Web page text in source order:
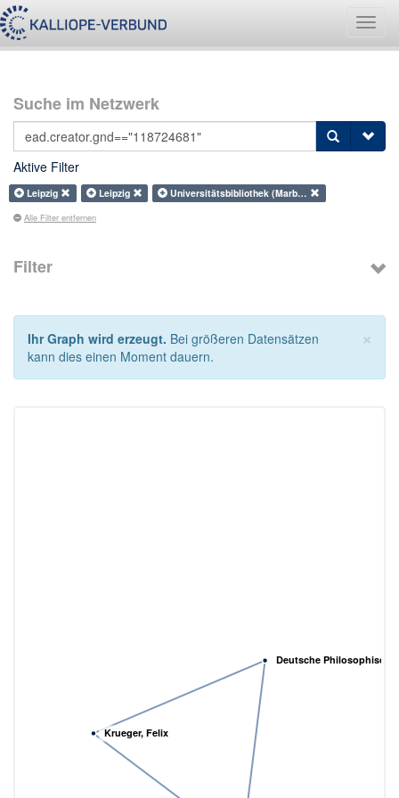
Suche im Netzwerk
Aktive Filter
Leipzig Leipzig Universitätsbibliothek (Marb…
Alle Filter entfernen
Filter
×
Ihr Graph wird erzeugt. Bei größeren Datensätzen
kann dies einen Moment dauern.
Deutsche
Krueger, Felix